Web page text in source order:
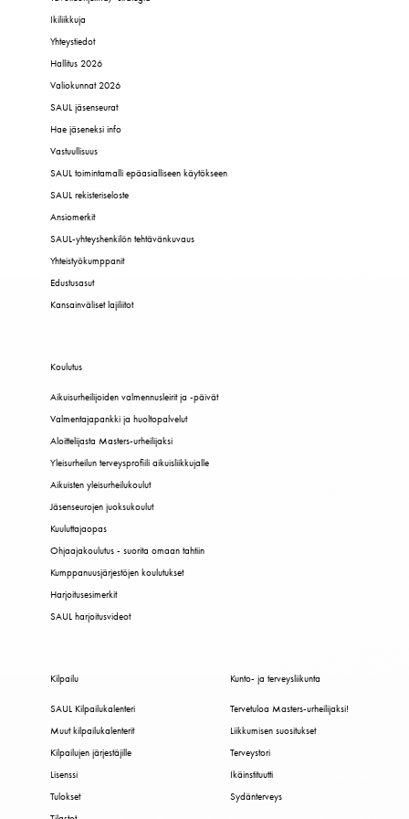
Ikiliikkuja
Yhteystiedot
Hallitus 2026
Valiokunnat 2026
SAUL jäsenseurat
Hae jäseneksi info
Vastuullisuus
SAUL toimintamalli epäasialliseen käytökseen
SAUL rekisteriseloste
Ansiomerkit
SAUL-yhteyshenkilön tehtävänkuvaus
Yhteistyökumppanit
Edustusasut
Kansainväliset lajiliitot
Koulutus
Aikuisurheilijoiden valmennusleirit ja -päivät
Valmentajapankki ja huoltopalvelut
Aloittelijasta Masters-urheilijaksi
Yleisurheilun terveysprofiili aikuisliikkujalle
Aikuisten yleisurheilukoulut
Jäsenseurojen juoksukoulut
Kuuluttajaopas
Ohjaajakoulutus - suorita omaan tahtiin
Kumppanuusjärjestöjen koulutukset
Harjoitusesimerkit
SAUL harjoitusvideot
Kilpailu
SAUL Kilpailukalenteri
Muut kilpailukalenterit
Kilpailujen järjestäjille
Lisenssi
Tulokset
Kunto- ja terveysliikunta
Tervetuloa Masters-urheilijaksi!
Liikkumisen suositukset
Terveystori
Ikäinstituutti
Sydänterveys